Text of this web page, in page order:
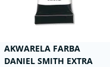
AKWARELA FARBA
DANIEL SMITH EXTRA